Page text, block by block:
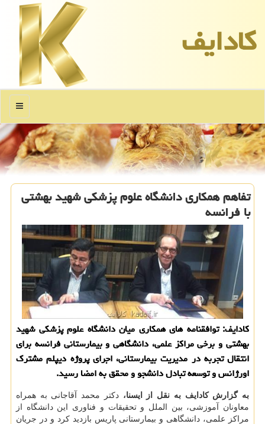
كادایف
منو
تفاهم همكاری دانشگاه علوم پزشكی شهید بهشتی
با فرانسه
كادایف: توافقنامه های همكاری میان دانشگاه علوم پزشكی شهید
بهشتی و برخی مراكز علمی، دانشگاهی و بیمارستانی فرانسه برای
انتقال تجربه در مدیریت بیمارستانی، اجرای پروژه دیپلم مشترك
اورژانس و توسعه تبادل دانشجو و محقق به امضا رسید.
به گزارش كادایف به نقل از ایسنا،دكتر محمد آقاجانی به همراه
معاونان آموزشی، بین الملل و تحقیقات و فناوری این دانشگاه از
مراكز علمی، دانشگاهی و بیمارستانی پاریس بازدید كرد و در جریان